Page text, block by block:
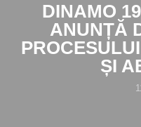
DINAMO
ANUNȚĂ
ȘI